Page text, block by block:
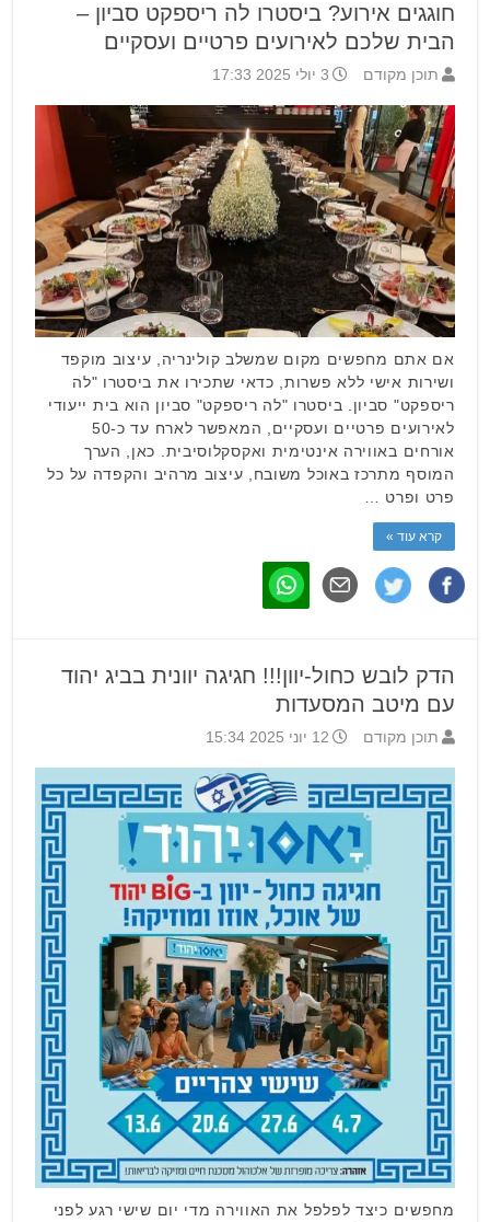
חוגגים אירוע? ביסטרו לה ריספקט סביון –
הבית שלכם לאירועים פרטיים ועסקיים
תוכן מקודם 3 יולי 2025 17:33
אם אתם מחפשים מקום שמשלב קולינריה, עיצוב מוקפד
ושירות אישי ללא פשרות, כדאי שתכירו את ביסטרו "לה
ריספקט" סביון. ביסטרו "לה ריספקט" סביון הוא בית ייעודי
לאירועים פרטיים ועסקיים, המאפשר לארח עד כ-50
אורחים באווירה אינטימית ואקסקלוסיבית. כאן, הערך
המוסף מתרכז באוכל משובח, עיצוב מרהיב והקפדה על כל
פרט ופרט …
קרא עוד »
הדק לובש כחול-יוון!!! חגיגה יוונית בביג יהוד
עם מיטב המסעדות
תוכן מקודם 12 יוני 2025 15:34
מחפשים כיצד לפלפל את האווירה מדי יום שישי רגע לפני